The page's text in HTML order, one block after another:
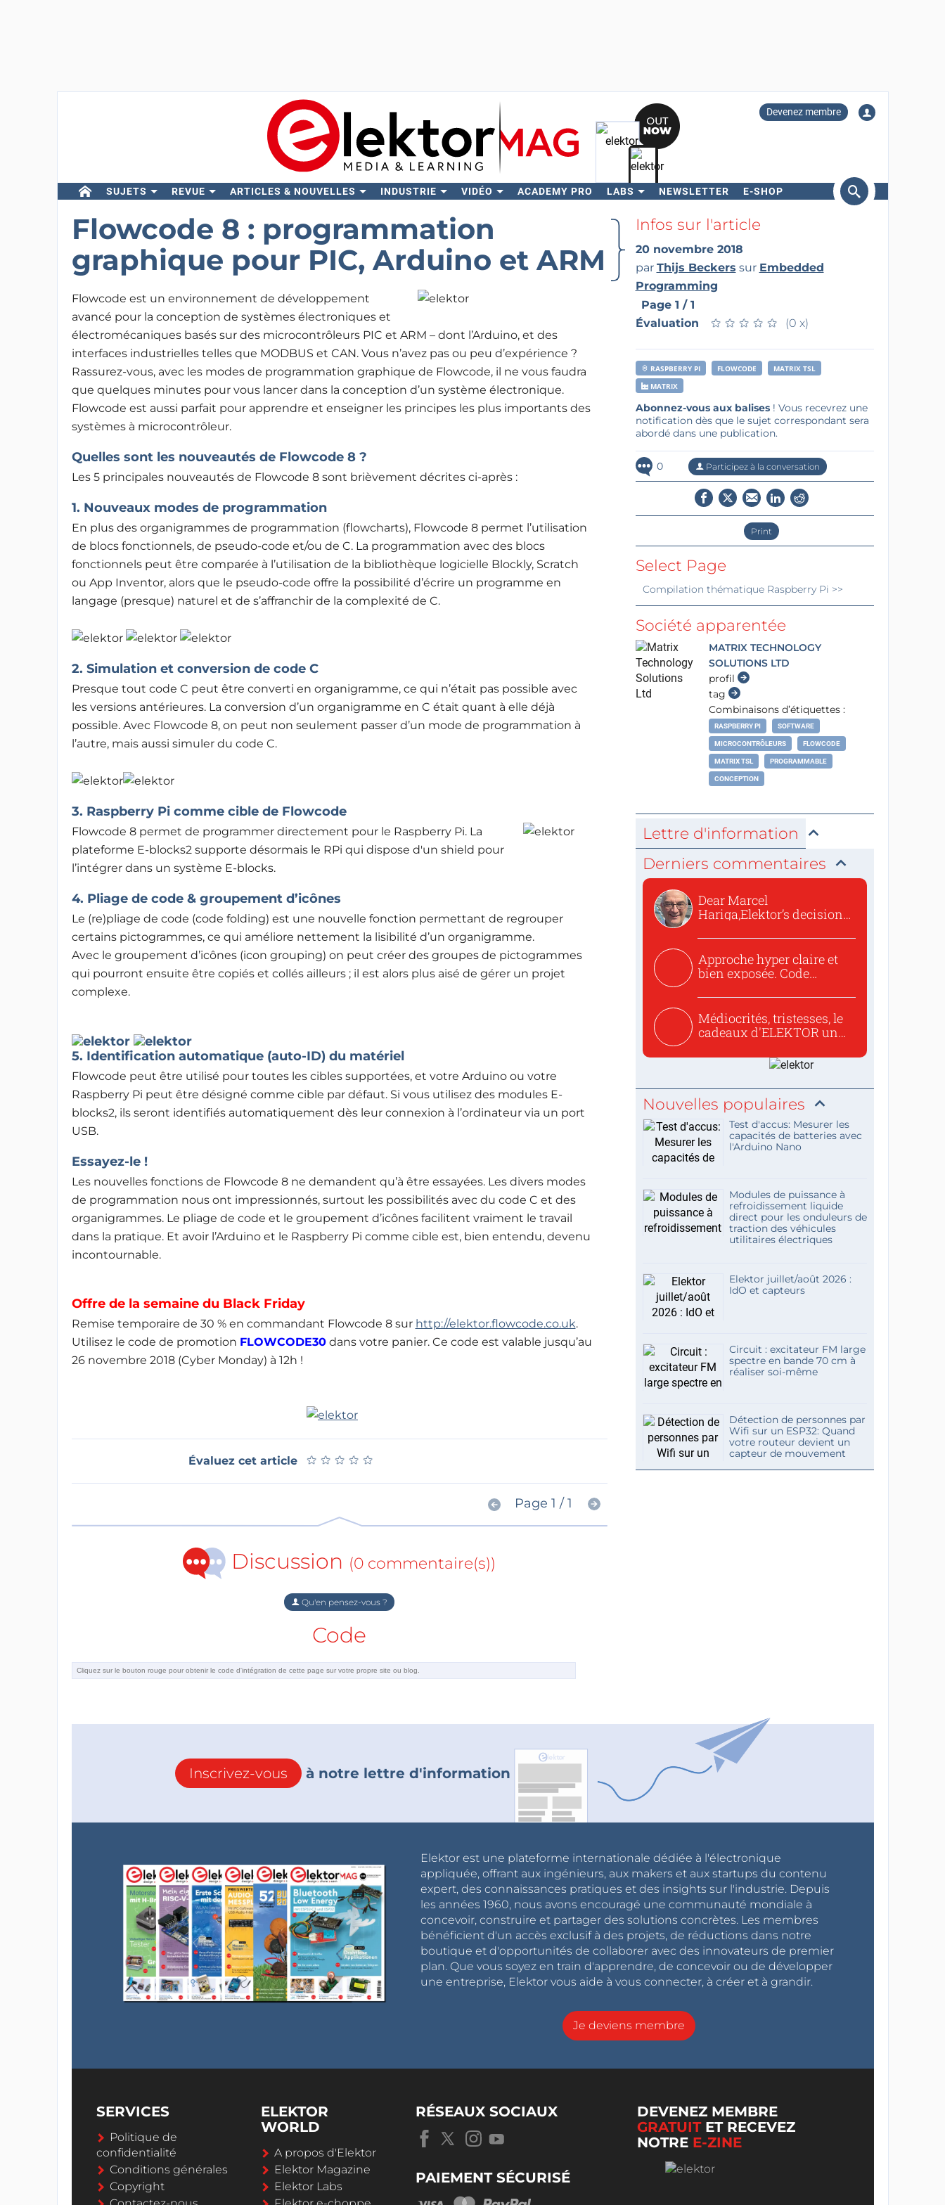
Devenez membre
SUJETS REVUE ARTICLES & NOUVELLES INDUSTRIE VIDÉO ACADEMY PRO LABS NEWSLETTER E-SHOP
Rechercher
Flowcode 8 : programmation
graphique pour PIC, Arduino et ARM
Flowcode est un environnement de développement
avancé pour la conception de systèmes électroniques et
électromécaniques basés sur des microcontrôleurs PIC et ARM – dont l’Arduino, et des
interfaces industrielles telles que MODBUS et CAN. Vous n’avez pas ou peu d’expérience ?
Rassurez-vous, avec les modes de programmation graphique de Flowcode, il ne vous faudra
que quelques minutes pour vous lancer dans la conception d’un système électronique.
Flowcode est aussi parfait pour apprendre et enseigner les principes les plus importants des
systèmes à microcontrôleur.
Quelles sont les nouveautés de Flowcode 8 ?
Les 5 principales nouveautés de Flowcode 8 sont brièvement décrites ci-après :
1. Nouveaux modes de programmation
En plus des organigrammes de programmation (flowcharts), Flowcode 8 permet l’utilisation
de blocs fonctionnels, de pseudo-code et/ou de C. La programmation avec des blocs
fonctionnels peut être comparée à l’utilisation de la bibliothèque logicielle Blockly, Scratch
ou App Inventor, alors que le pseudo-code offre la possibilité d’écrire un programme en
langage (presque) naturel et de s’affranchir de la complexité de C.
2. Simulation et conversion de code C
Presque tout code C peut être converti en organigramme, ce qui n’était pas possible avec
les versions antérieures. La conversion d’un organigramme en C était quant à elle déjà
possible. Avec Flowcode 8, on peut non seulement passer d’un mode de programmation à
l’autre, mais aussi simuler du code C.
3. Raspberry Pi comme cible de Flowcode
Flowcode 8 permet de programmer directement pour le Raspberry Pi. La
plateforme E-blocks2 supporte désormais le RPi qui dispose d'un shield pour
l’intégrer dans un système E-blocks.
4. Pliage de code & groupement d’icônes
Le (re)pliage de code (code folding) est une nouvelle fonction permettant de regrouper
certains pictogrammes, ce qui améliore nettement la lisibilité d’un organigramme.
Avec le groupement d’icônes (icon grouping) on peut créer des groupes de pictogrammes
qui pourront ensuite être copiés et collés ailleurs ; il est alors plus aisé de gérer un projet
complexe.
5. Identification automatique (auto-ID) du matériel
Flowcode peut être utilisé pour toutes les cibles supportées, et votre Arduino ou votre
Raspberry Pi peut être désigné comme cible par défaut. Si vous utilisez des modules E-
blocks2, ils seront identifiés automatiquement dès leur connexion à l’ordinateur via un port
USB.
Essayez-le !
Les nouvelles fonctions de Flowcode 8 ne demandent qu’à être essayées. Les divers modes
de programmation nous ont impressionnés, surtout les possibilités avec du code C et des
organigrammes. Le pliage de code et le groupement d’icônes facilitent vraiment le travail
dans la pratique. Et avoir l’Arduino et le Raspberry Pi comme cible est, bien entendu, devenu
incontournable.
Offre de la semaine du Black Friday
Remise temporaire de 30 % en commandant Flowcode 8 sur http://elektor.flowcode.co.uk.
Utilisez le code de promotion FLOWCODE30dans votre panier. Ce code est valable jusqu’au
26 novembre 2018 (Cyber Monday) à 12h !
Évaluez cet article ★ ★ ★ ★ ★
★ ★ ★ ★ ★
Page 1 / 1
Discussion (0 commentaire(s))
Qu'en pensez-vous ?
Code
Infos sur l'article
20 novembre 2018
par Thijs Beckers sur Embedded
Programming
Page 1 / 1
Évaluation
★ ★ ★ ★ ★
★ ★ ★ ★ ★ (0 x)
RASPBERRY PI FLOWCODE
MATRIX TSL
MATRIX
Abonnez-vous aux balises! Vous recevrez une
notification dès que le sujet correspondant sera
abordé dans une publication.
0 Participez à la conversation
Print
Select Page
Compilation thématique Raspberry Pi >>
Société apparentée
MATRIX TECHNOLOGY
SOLUTIONS LTD
profil
tag
Combinaisons d’étiquettes :
RASPBERRY PI SOFTWARE
MICROCONTRÔLEURS FLOWCODE
MATRIX TSL PROGRAMMABLE
CONCEPTION
Lettre d'information
Derniers commentaires
Dear Marcel
Hariga,Elektor’s decision
Approche hyper claire et
bien exposée. Code
Médiocrités, tristesses, le
cadeaux d'ELEKTOR un
Nouvelles populaires
Test d'accus: Mesurer les
capacités de batteries avec
l'Arduino Nano
Modules de puissance à
refroidissement liquide
direct pour les onduleurs de
traction des véhicules
utilitaires électriques
Elektor juillet/août 2026 :
IdO et capteurs
Circuit : excitateur FM large
spectre en bande 70 cm à
réaliser soi-même
Détection de personnes par
Wifi sur un ESP32: Quand
votre routeur devient un
capteur de mouvement
Inscrivez-vous à notre lettre d'information
Elektor est une plateforme internationale dédiée à l'électronique
appliquée, offrant aux ingénieurs, aux makers et aux startups du contenu
expert, des connaissances pratiques et des insights sur l'industrie. Depuis
les années 1960, nous avons encouragé une communauté mondiale à
concevoir, construire et partager des solutions concrètes. Les membres
bénéficient d'un accès exclusif à des projets, de réductions dans notre
boutique et d'opportunités de collaborer avec des innovateurs de premier
plan. Que vous soyez en train d'apprendre, de concevoir ou de développer
une entreprise, Elektor vous aide à vous connecter, à créer et à grandir.
Je deviens membre
SERVICES
Politique de
confidentialité
Conditions générales
Copyright
ELEKTOR
WORLD
A propos d'Elektor
Elektor Magazine
Elektor Labs
RÉSEAUX SOCIAUX
PAIEMENT SÉCURISÉ
DEVENEZ MEMBRE
GRATUITET RECEVEZ
NOTRE E-ZINE